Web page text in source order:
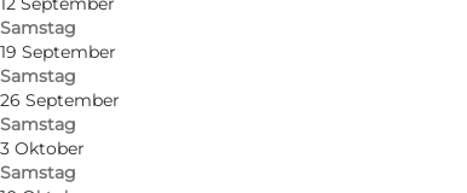
Samstag
19 September
Samstag
26 September
Samstag
3 Oktober
Samstag